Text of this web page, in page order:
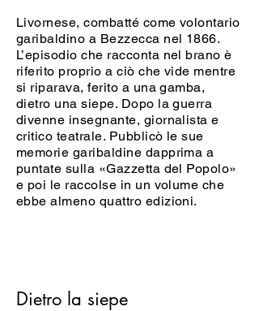
Livornese, combatté come volontario
garibaldino a Bezzecca nel 1866.
L’episodio che racconta nel brano è
riferito proprio a ciò che vide mentre
si riparava, ferito a una gamba,
dietro una siepe. Dopo la guerra
divenne insegnante, giornalista e
critico teatrale. Pubblicò le sue
memorie garibaldine dapprima a
puntate sulla «Gazzetta del Popolo»
e poi le raccolse in un volume che
ebbe almeno quattro edizioni.
Dietro la siepe